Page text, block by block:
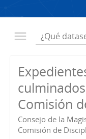
Comisión
Consejo de la
Comisión de